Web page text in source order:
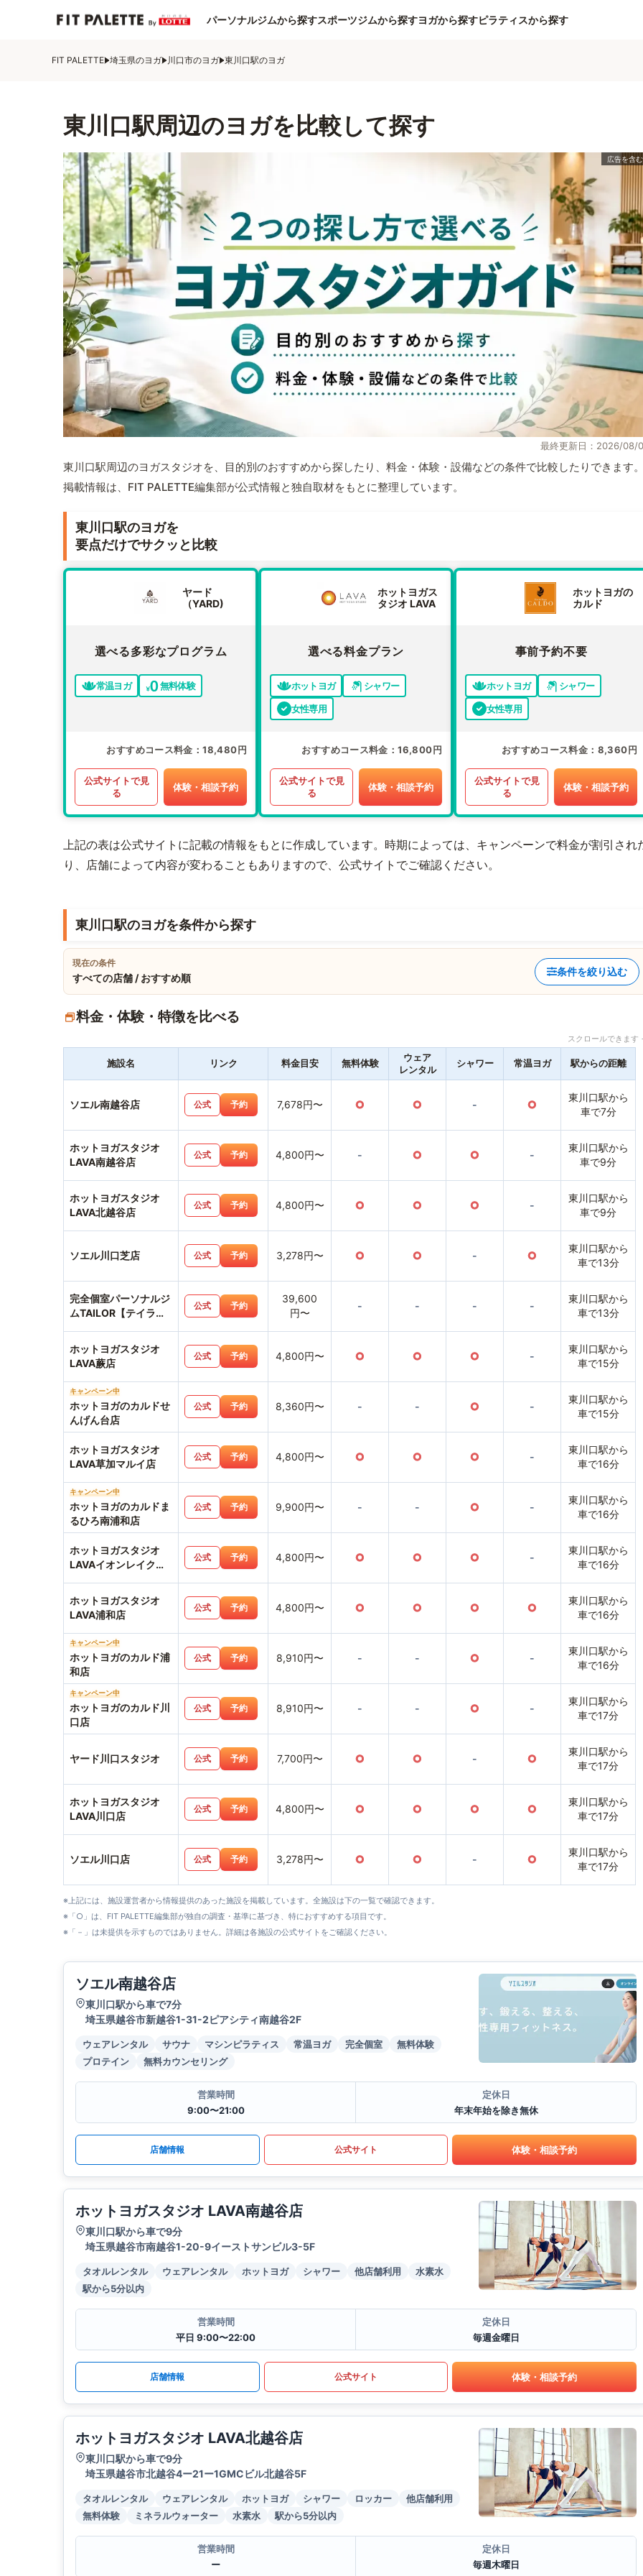
パーソナルジムから探すスポーツジムから探すヨガから探すピラティスから探す
FIT PALETTE 埼玉県のヨガ 川口市のヨガ 東川口駅のヨガ
東川口駅周辺のヨガを比較して探す
最終更新日：2026/08/
東川口駅周辺のヨガスタジオを、目的別のおすすめから探したり、料金・体験・設備などの条件で比較したりできます
掲載情報は、FIT PALETTE編集部が公式情報と独自取材をもとに整理しています。
東川口駅のヨガを
要点だけでサクッと比較
ヤード
（YARD)
選べる多彩なプログラム
常温ヨガ 無料体験
おすすめコース料金 18,480円
公式サイトで見
る
体験・相談予約
ホットヨガス
タジオ LAVA
選べる料金プラン
ホットヨガ
シャワー
女性専用
おすすめコース料金 16,800円
公式サイトで見
る
体験・相談予約
ホットヨガの
カルド
事前予約不要
ホットヨガ
シャワー
女性専用
おすすめコース料金 8,360円
公式サイトで見
る
体験・相談予約
上記の表は公式サイトに記載の情報をもとに作成しています。時期によっては、キャンペーンで料金が割引され
り、店舗によって内容が変わることもありますので、公式サイトでご確認ください。
東川口駅のヨガを条件から探す
現在の条件
すべての店舗 / おすすめ順
条件を絞り込む
料金・体験・特徴を比べる
スクロールできま
施設名 リンク 料金目安 無料体験
ウェア
レンタル
シャワー 常温ヨガ 駅からの距離
ソエル南越谷店 公式 予約 7,678円〜 ○ ○ - ○
東川口駅から
車で7分
ホットヨガスタジオ
LAVA南越谷店
公式 予約 4,800円〜 - ○ ○ -
東川口駅から
車で9分
ホットヨガスタジオ
LAVA北越谷店
公式 予約 4,800円〜 ○ ○ ○ -
東川口駅から
車で9分
ソエル川口芝店 公式 予約 3,278円〜 ○ ○ - ○
東川口駅から
車で13分
完全個室パーソナルジ
ムTAILOR【テイラ
松原〉店
公式 予約
39,600
円〜
- - - -
東川口駅から
車で13分
ホットヨガスタジオ
LAVA蕨店
公式 予約 4,800円〜 ○ ○ ○ -
東川口駅から
車で15分
キャンペーン中
ホットヨガのカルドせ
んげん台店
公式 予約 8,360円〜 - - ○ -
東川口駅から
車で15分
ホットヨガスタジオ
LAVA草加マルイ店
公式 予約 4,800円〜 ○ ○ ○ -
東川口駅から
車で16分
キャンペーン中
ホットヨガのカルドま
るひろ南浦和店
公式 予約 9,900円〜 - - ○ -
東川口駅から
車で16分
ホットヨガスタジオ
LAVAイオンレイクタ
公式 予約 4,800円〜 ○ ○ ○ -
東川口駅から
車で16分
ホットヨガスタジオ
LAVA浦和店
公式 予約 4,800円〜 ○ ○ ○ ○
東川口駅から
車で16分
キャンペーン中
ホットヨガのカルド浦
和店
公式 予約 8,910円〜 - - ○ -
東川口駅から
車で16分
キャンペーン中
ホットヨガのカルド川
口店
公式 予約 8,910円〜 - - ○ -
東川口駅から
車で17分
ヤード川口スタジオ 公式 予約 7,700円〜 ○ ○ - ○
東川口駅から
車で17分
ホットヨガスタジオ
LAVA川口店
公式 予約 4,800円〜 ○ ○ ○ ○
東川口駅から
車で17分
ソエル川口店 公式 予約 3,278円〜 ○ ○ - ○
東川口駅から
車で17分
※上記には、施設運営者から情報提供のあった施設を掲載しています。全施設は下の一覧で確認できます。
※「○」は、FIT PALETTE編集部が独自の調査・基準に基づき、特におすすめする項目です。
※「－」は未提供を示すものではありません。詳細は各施設の公式サイトをご確認ください。
ソエル南越谷店
東川口駅から車で7分
埼玉県越谷市新越谷1-31-2ピアシティ南越谷2F
ウェアレンタル サウナ マシンピラティス 常温ヨガ 完全個室
無料体験
プロテイン
無料カウンセリング
営業時間
9:00〜21:00
定休日
年末年始を除き無休
店舗情報 公式サイト 体験・相談予約
ホットヨガスタジオ LAVA南越谷店
東川口駅から車で9分
埼玉県越谷市南越谷1-20-9イーストサンビル3-5F
タオルレンタル ウェアレンタル ホットヨガ シャワー 他店舗利用
水素水
駅から5分以内
営業時間
平日 9:00〜22:00
定休日
毎週金曜日
店舗情報 公式サイト 体験・相談予約
ホットヨガスタジオ LAVA北越谷店
東川口駅から車で9分
埼玉県越谷市北越谷4ー21ー1GMCビル北越谷5F
タオルレンタル ウェアレンタル ホットヨガ シャワー ロッカー
他店舗利用
無料体験
ミネラルウォーター 水素水 駅から5分以内
営業時間
ー
定休日
毎週木曜日